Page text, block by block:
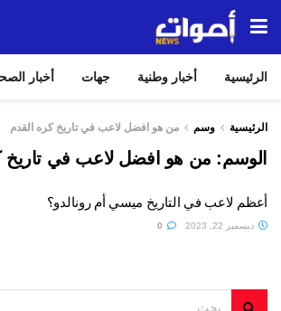
الرئيسية أخبار وطنية جهات أخبار
الرئيسية وسم من هو افضل لاعب في تاريخ كره القدم
الوسم: من هو افضل لاعب في تاريخ
أعظم لاعب في التاريخ ميسي أم رونالدو؟
ديسمبر 22, 2023